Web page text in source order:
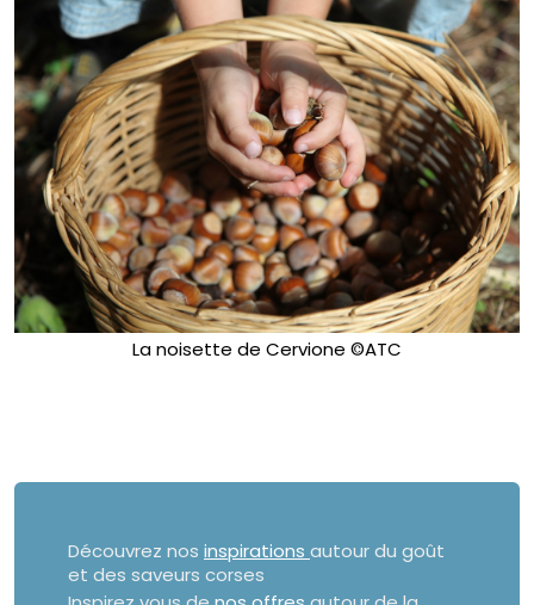
La noisette de Cervione ©ATC
Découvrez nos inspirations autour du goût
et des saveurs corses